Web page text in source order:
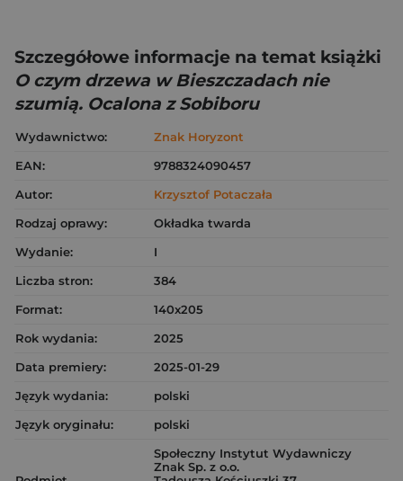
Szczegółowe informacje na temat książki
O czym drzewa w Bieszczadach nie
szumią. Ocalona z Sobiboru
Wydawnictwo:
Znak Horyzont
EAN:
9788324090457
Autor:
Krzysztof Potaczała
Rodzaj oprawy:
Okładka twarda
Wydanie:
I
Liczba stron:
384
Format:
140x205
Rok wydania:
2025
Data premiery:
2025-01-29
Język wydania:
polski
Język oryginału:
polski
Społeczny Instytut Wydawniczy
Znak Sp. z o.o.